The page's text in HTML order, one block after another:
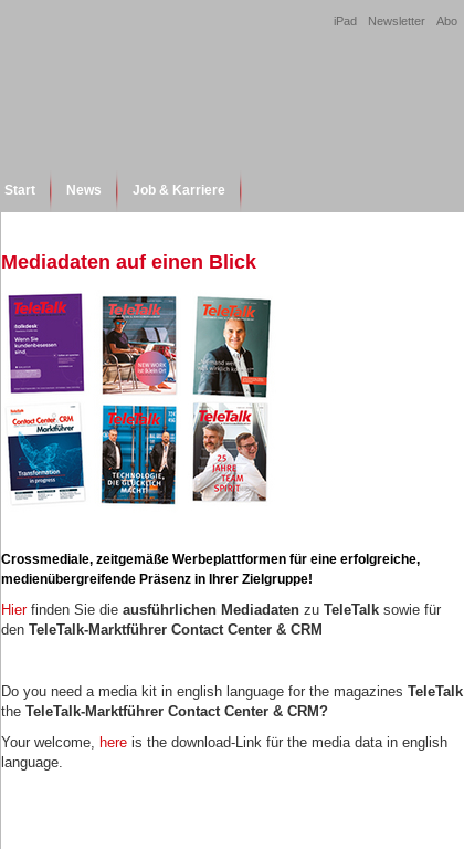
Abo
Newsletter
iPad
Start News Job & Karriere
Mediadaten auf einen Blick
Crossmediale, zeitgemäße Werbeplattformen für eine erfolgreiche,
medienübergreifende Präsenz in Ihrer Zielgruppe!
Hier finden Sie die ausführlichen Mediadaten zu TeleTalk sowie für
den TeleTalk-Marktführer Contact Center & CRM
Do you need a media kit in english language for the magazines TeleTalk
the TeleTalk-Marktführer Contact Center & CRM?
Your welcome, here is the download-Link für the media data in english
language.